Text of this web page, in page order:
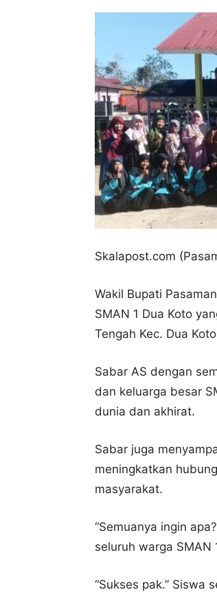
Skalapost.com
Wakil Bupati
SMAN 1 Dua Koto
Tengah Kec. Dua
Sabar AS dengan
dan keluarga besar
dunia dan akhirat.
Sabar juga
meningkatkan
masyarakat.
“Semuanya ingin
seluruh warga SMAN
“Sukses pak.” Siswa